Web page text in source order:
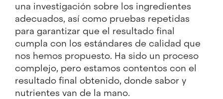
una investigación sobre los ingredientes
adecuados, así como pruebas repetidas
para garantizar que el resultado final
cumpla con los estándares de calidad que
nos hemos propuesto. Ha sido un proceso
complejo, pero estamos contentos con el
resultado final obtenido, donde sabor y
nutrientes van de la mano.